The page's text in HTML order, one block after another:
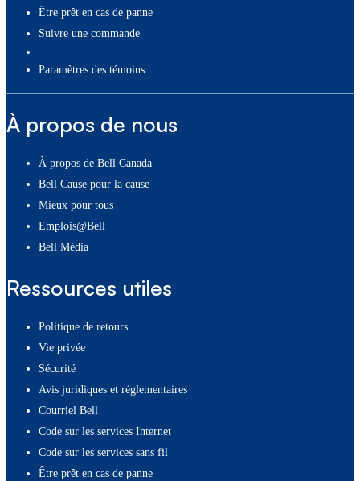
Être prêt en cas de panne
Suivre une commande
paramètres des témoins
À propos de nous
À propos de Bell Canada
Bell Cause pour la cause
Mieux pour tous
Emplois@Bell
Bell Média
Ressources utiles
Politique de retours
Vie privée
Sécurité
Avis juridiques et réglementaires
Courriel Bell
Code sur les services Internet
Code sur les services sans fil
Être prêt en cas de panne